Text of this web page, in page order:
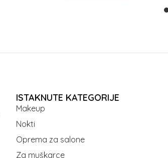
ISTAKNUTE KATEGORIJE
Makeup
Nokti
Oprema za salone
Za muškarce